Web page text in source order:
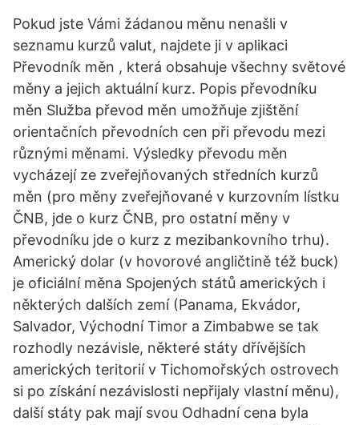
Pokud jste Vámi žádanou měnu nenašli v
seznamu kurzů valut, najdete ji v aplikaci
Převodník měn , která obsahuje všechny světové
měny a jejich aktuální kurz. Popis převodníku
měn Služba převod měn umožňuje zjištění
orientačních převodních cen při převodu mezi
různými měnami. Výsledky převodu měn
vycházejí ze zveřejňovaných středních kurzů
měn (pro měny zveřejňované v kurzovním lístku
ČNB, jde o kurz ČNB, pro ostatní měny v
převodníku jde o kurz z mezibankovního trhu).
Americký dolar (v hovorové angličtině též buck)
je oficiální měna Spojených států amerických i
některých dalších zemí (Panama, Ekvádor,
Salvador, Východní Timor a Zimbabwe se tak
rozhodly nezávisle, některé státy dřívějších
amerických teritorií v Tichomořských ostrovech
si po získání nezávislosti nepřijaly vlastní měnu),
další státy pak mají svou Odhadní cena byla